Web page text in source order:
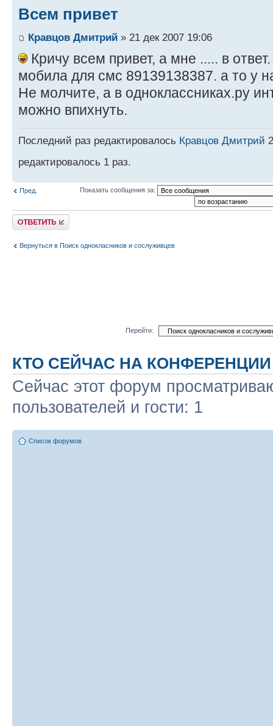
Всем привет
Кравцов Дмитрий » 21 дек 2007 19:06
Кричу всем привет, а мне ..... в
мобила для смс 89139138387. а то у
Не молчите, а в одноклассниках.ру
можно впихнуть.
Последний раз редактировалось Кравцов Дмитрий
редактировалось 1 раз.
Пред. Показать сообщения за:
Ответить
Вернуться в Поиск однокласников и сослуживцев
Перейти:
КТО СЕЙЧАС НА КОНФЕРЕНЦИИ
Сейчас этот форум
пользователей и гости: 1
Список форумов